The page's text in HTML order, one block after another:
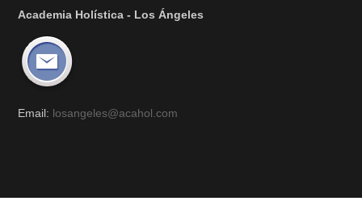
Academia Holística - Los Ángeles
Email: losangeles@acahol.com